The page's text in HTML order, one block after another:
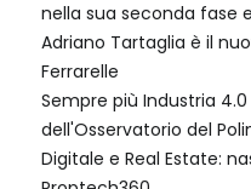
nella sua seconda fase
Adriano Tartaglia è il
Ferrarelle
Sempre più Industria
dell'Osservatorio del
Digitale e Real Estate: